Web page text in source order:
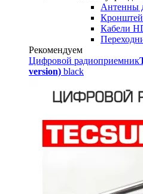
Антенны
Кабели
Рекомендуем
Цифровой радиоприемник
version) black